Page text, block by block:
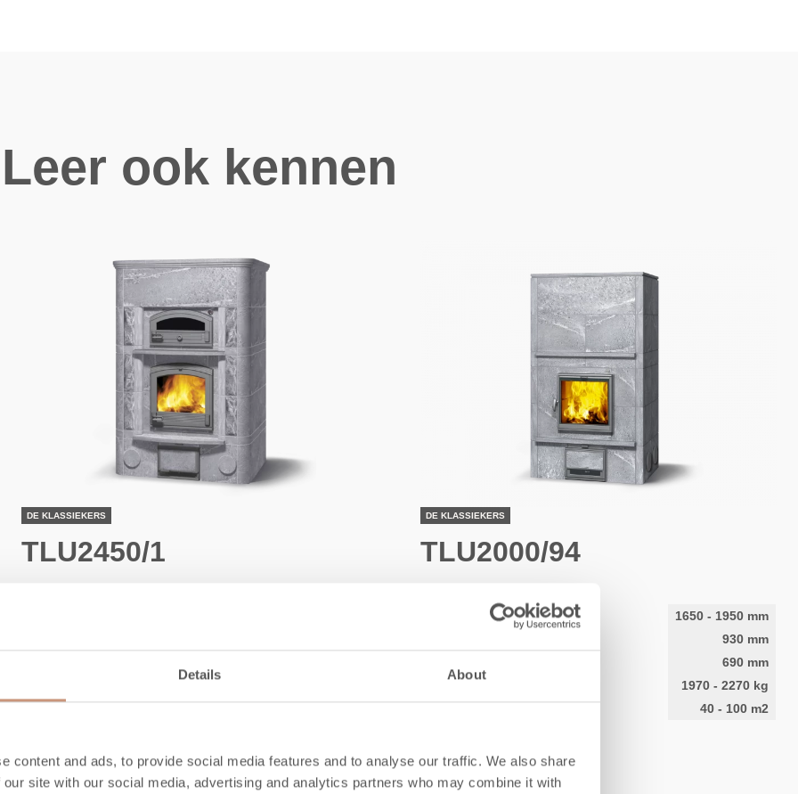
Details About
content and ads, to provide social media features and to analyse our traffic. We also share
site with our social media, advertising and analytics partners who may combine it with
Leer ook kennen
DE KLASSIEKERS
TLU2450/1
VERKENNEN
DE KLASSIEKERS
TLU2000/94
1650 - 1950mm
930mm
690mm
1970 - 2270kg
40 - 100m2
VERKENNEN